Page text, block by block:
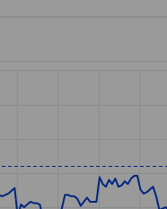
Data ranges from 7.55